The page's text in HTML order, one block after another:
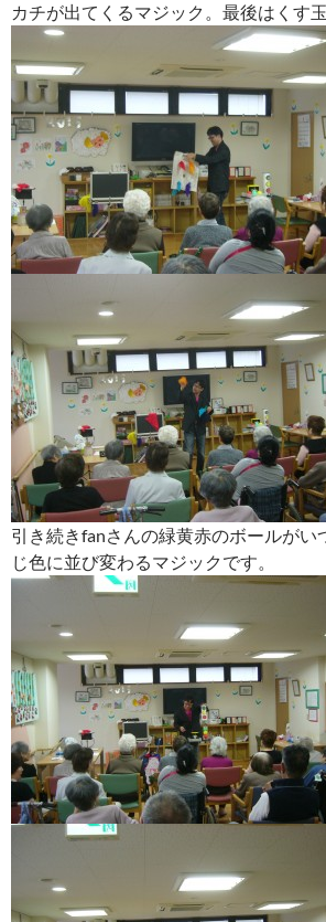
カチが出てくるマジック。最後はくす
引き続きfanさんの緑黄赤のボールがい
じ色に並び変わるマジックです。